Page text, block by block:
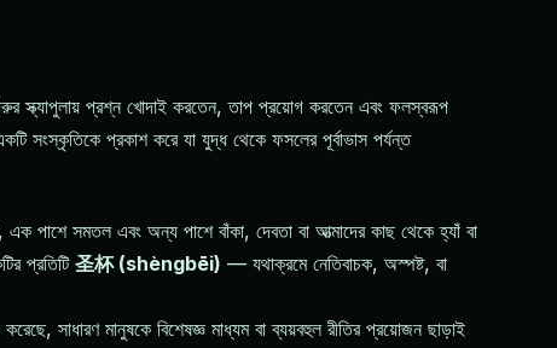
স্ক্যাপুলায় প্রশ্ন খোদাই করতেন, তাপ প্রয়োগ করতেন এবং ফলস্বরূপ
সংস্কৃতিকে প্রকাশ করে যা যুদ্ধ থেকে ফসলের পূর্বাভাস পর্যন্ত
পাশে সমতল এবং অন্য পাশে বাঁকা, দেবতা বা আত্মাদের কাছ থেকে হ্যাঁ বা
প্রতিটি圣杯 (shèngbēi) — যথাক্রমে নেতিবাচক, অস্পষ্ট, বা
সাধারণ মানুষকে বিশেষজ্ঞ মাধ্যম বা ব্যয়বহুল রীতির প্রয়োজন ছাড়াই